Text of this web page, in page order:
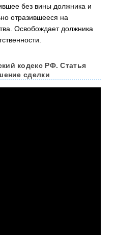
без вины должника и
отразившееся на
Освобождает должника
кодекс РФ. Статья
сделки